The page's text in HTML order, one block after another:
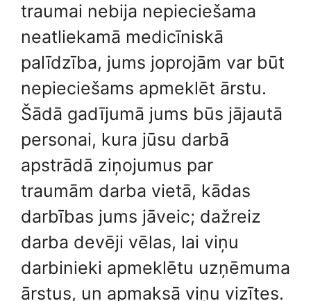
traumai nebija nepieciešama
neatliekamā medicīniskā
palīdzība, jums joprojām var būt
nepieciešams apmeklēt ārstu.
Šādā gadījumā jums būs jājautā
personai, kura jūsu darbā
apstrādā ziņojumus par
traumām darba vietā, kādas
darbības jums jāveic; dažreiz
darba devēji vēlas, lai viņu
darbinieki apmeklētu uzņēmuma
ārstus, un apmaksā viņu vizītes.